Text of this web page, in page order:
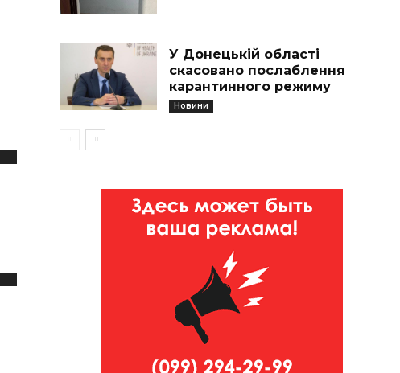
У Донецькій області
скасовано послаблення
карантинного режиму
Новини